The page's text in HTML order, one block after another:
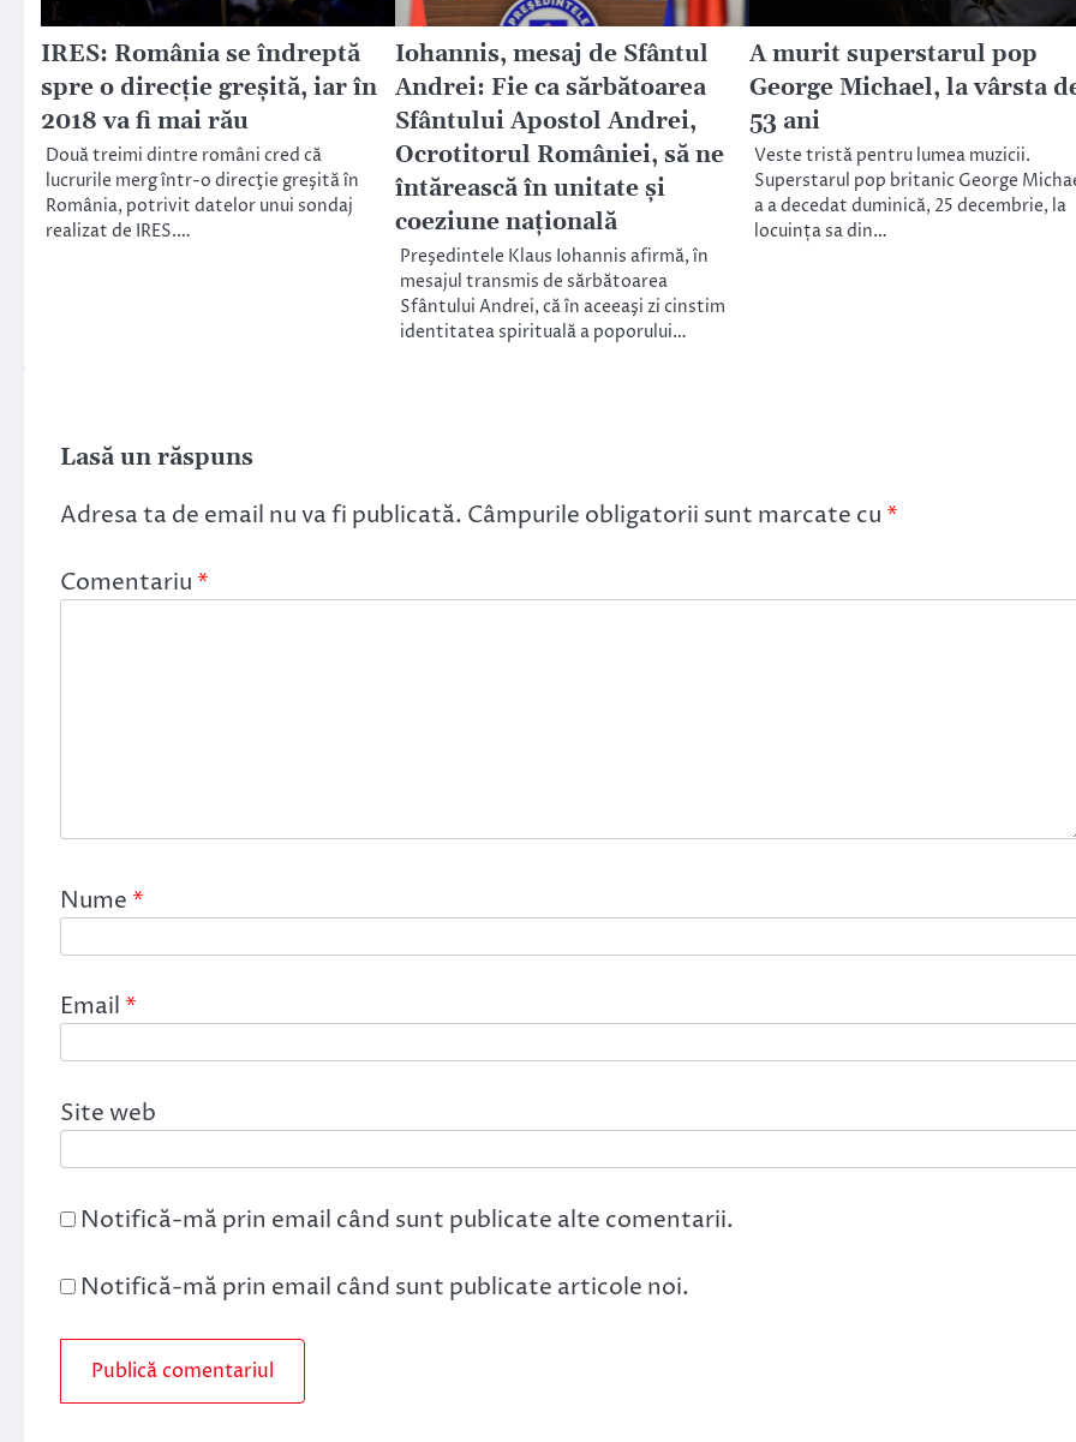
IRES: România se îndreptă
spre o direcţie greşită, iar în
2018 va fi mai rău
Două treimi dintre români cred că
lucrurile merg într-o direcţie greşită în
România, potrivit datelor unui sondaj
realizat de IRES.…
Iohannis, mesaj de Sfântul
Andrei: Fie ca sărbătoarea
Sfântului Apostol Andrei,
Ocrotitorul României, să ne
întărească în unitate şi
coeziune naţională
Preşedintele Klaus Iohannis afirmă, în
mesajul transmis de sărbătoarea
Sfântului Andrei, că în aceeaşi zi cinstim
identitatea spirituală a poporului…
A murit superstarul pop
George Michael, la vârsta
53 ani
Veste tristă pentru lumea muzicii.
Superstarul pop britanic George
a a decedat duminică, 25 decembrie, la
locuința sa din…
Lasă un răspuns
Adresa ta de email nu va fi publicată. Câmpurile obligatorii sunt marcate cu *
Comentariu *
Nume *
Email *
Site web
Notifică-mă prin email când sunt publicate alte comentarii.
Notifică-mă prin email când sunt publicate articole noi.